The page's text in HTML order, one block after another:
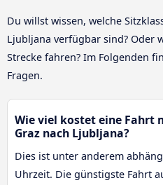
Du willst wissen, welche
Ljubljana verfügbar sind? Oder
Strecke fahren? Im Folgenden
Fragen.
Wie viel kostet eine Fahrt
Graz nach Ljubljana?
Dies ist unter anderem
Uhrzeit. Die günstigste Fahrt